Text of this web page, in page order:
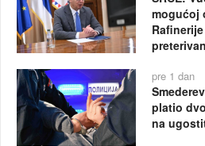
mogućoj
pre 1 dan
platio
na